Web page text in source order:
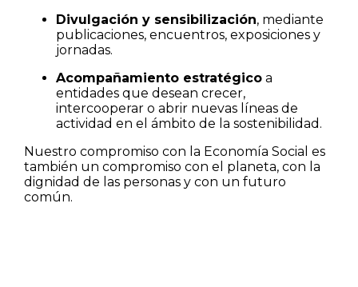
Divulgación y sensibilización, mediante
publicaciones, encuentros, exposiciones y
jornadas.
Acompañamiento estratégicoa
entidades que desean crecer,
intercooperar o abrir nuevas líneas de
actividad en el ámbito de la sostenibilidad.
Nuestro compromiso con la Economía Social es
también un compromiso con el planeta, con la
dignidad de las personas y con un futuro
común.